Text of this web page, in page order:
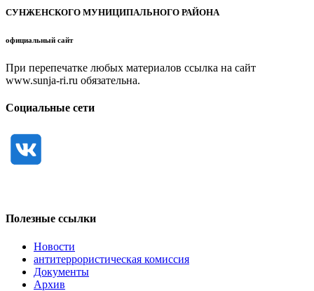
СУНЖЕНСКОГО МУНИЦИПАЛЬНОГО РАЙОНА
официальный сайт
При перепечатке любых материалов ссылка на сайт
www.sunja-ri.ru обязательна.
Социальные сети
Полезные ссылки
Новости
антитеррористическая комиссия
Документы
Архив